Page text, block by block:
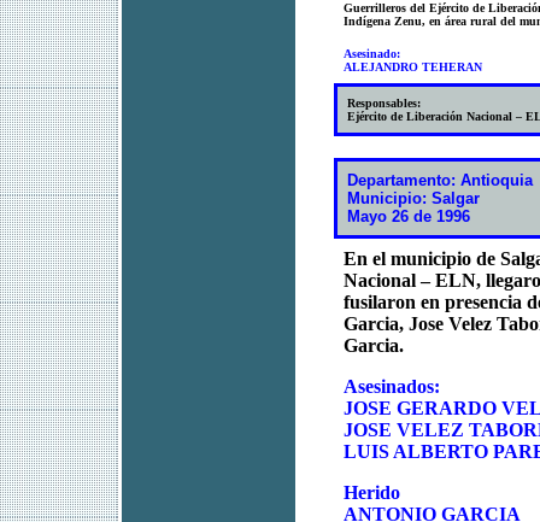
Guerrilleros del Ejército de
Indígena Zenu, en área rural del
Asesinado:
ALEJANDRO TEHERAN
Responsables:
Ejército de Liberación Nacional –
Departamento: Antioquia
Municipio: Salgar
Mayo 26 de 1996
En el municipio de
Nacional – ELN,
fusilaron en presencia
Garcia, Jose Velez
Garcia.
Asesinados:
JOSE GERARDO
JOSE VELEZ
LUIS ALBERTO
Herido
ANTONIO GARCIA